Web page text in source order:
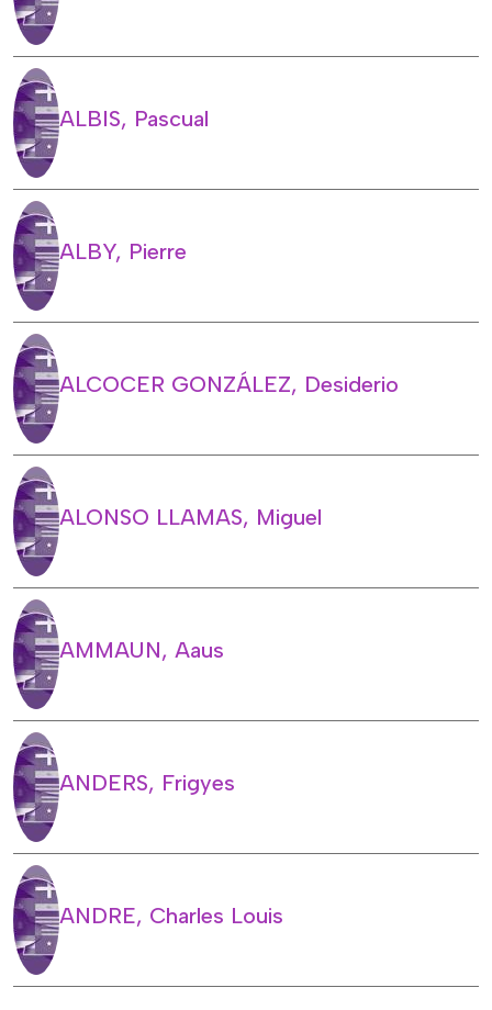
ALBIS, Pascual
ALBY, Pierre
ALCOCER GONZÁLEZ, Desiderio
ALONSO LLAMAS, Miguel
AMMAUN, Aaus
ANDERS, Frigyes
ANDRE, Charles Louis